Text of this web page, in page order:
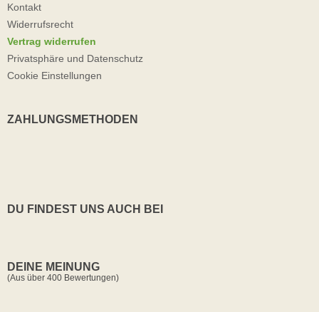
Kontakt
Widerrufsrecht
Vertrag widerrufen
Privatsphäre und Datenschutz
Cookie Einstellungen
ZAHLUNGSMETHODEN
DU FINDEST UNS AUCH BEI
DEINE MEINUNG
(Aus über 400 Bewertungen)